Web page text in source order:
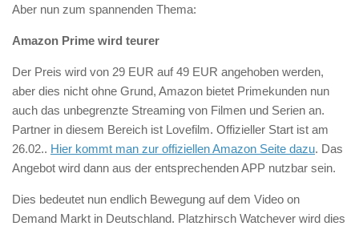
Aber nun zum spannenden Thema:
Amazon Prime wird teurer
Der Preis wird von 29 EUR auf 49 EUR angehoben werden,
aber dies nicht ohne Grund, Amazon bietet Primekunden nun
auch das unbegrenzte Streaming von Filmen und Serien an.
Partner in diesem Bereich ist Lovefilm. Offizieller Start ist am
26.02.. Hier kommt man zur offiziellen Amazon Seite dazu. Das
Angebot wird dann aus der entsprechenden APP nutzbar sein.
Dies bedeutet nun endlich Bewegung auf dem Video on
Demand Markt in Deutschland. Platzhirsch Watchever wird dies